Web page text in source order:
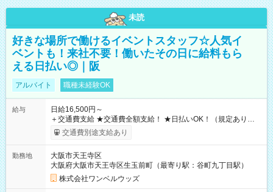
未読
好きな場所で働けるイベントスタッフ☆人気イ
ベントも！来社不要！働いたその日に給料もら
える日払い◎｜阪
アルバイト 職種未経験OK
給与
日給16,500円～
＋交通費支給 ★交通費全額支給！ ★日払いOK！（規定あり） ┗
働いたその日に現金GET♪ お仕事後はコンビニATMから 日払
交通費別途支給あり
勤務地
大阪市天王寺区
大阪府大阪市天王寺区生玉前町（最寄り駅：谷町九丁目駅）
株式会社ワンベルウッズ